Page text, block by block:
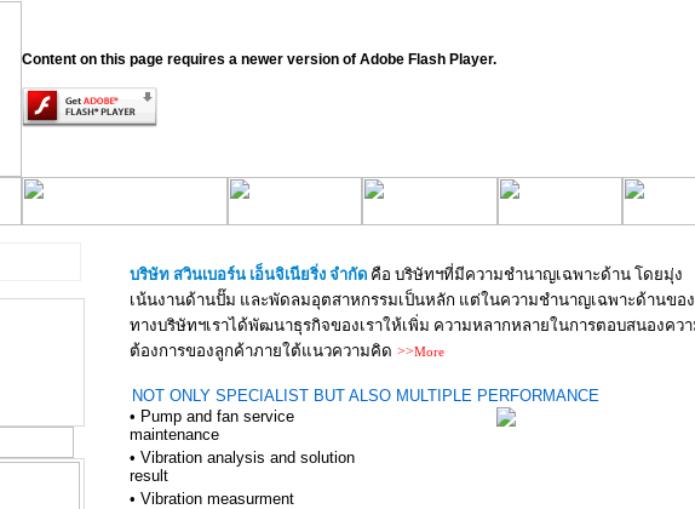
Content on this page requires a newer version of Adobe Flash Player.
บริษัท สวินเบอร์น เอ็นจิเนียริ่ง จำกัด คือ บริษัทฯที่มีความชำนาญเฉพาะด้าน โดยมุ่ง
เน้นงานด้านปั๊ม และพัดลมอุตสาหกรรมเป็นหลัก แต่ในความชำนาญเฉพาะด้านของ
ทางบริษัทฯเราได้พัฒนาธุรกิจของเราให้เพิ่ม ความหลากหลายในการตอบสนองคว
ต้องการของลูกค้าภายใต้แนวความคิด >>More
NOT ONLY SPECIALIST BUT ALSO MULTIPLE PERFORMANCE
• Pump and fan service
maintenance
• Vibration analysis and solution
result
• Vibration measurment